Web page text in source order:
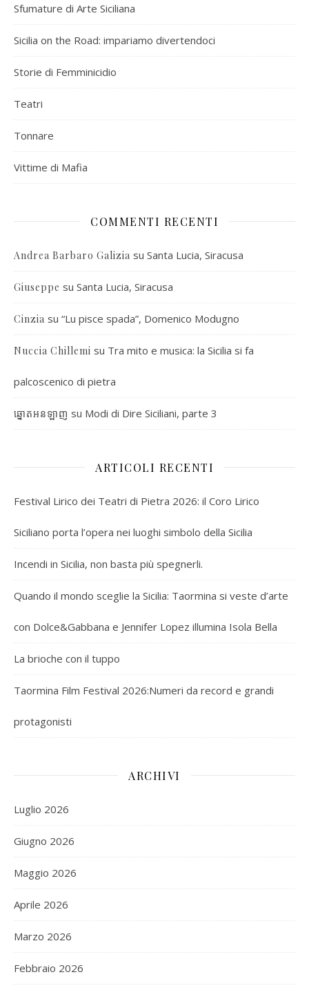
Sfumature di Arte Siciliana
Sicilia on the Road: impariamo divertendoci
Storie di Femminicidio
Teatri
Tonnare
Vittime di Mafia
COMMENTI RECENTI
Andrea Barbaro Galizia su Santa Lucia, Siracusa
Giuseppe su Santa Lucia, Siracusa
Cinzia su “Lu pisce spada”, Domenico Modugno
Nuccia Chillemi su Tra mito e musica: la Sicilia si fa
palcoscenico di pietra
ឆ្នោតអនឡាញ su Modi di Dire Siciliani, parte 3
ARTICOLI RECENTI
Festival Lirico dei Teatri di Pietra 2026: il Coro Lirico
Siciliano porta l’opera nei luoghi simbolo della Sicilia
Incendi in Sicilia, non basta più spegnerli.
Quando il mondo sceglie la Sicilia: Taormina si veste d’arte
con Dolce&Gabbana e Jennifer Lopez illumina Isola Bella
La brioche con il tuppo
Taormina Film Festival 2026:Numeri da record e grandi
protagonisti
ARCHIVI
Luglio 2026
Giugno 2026
Maggio 2026
Aprile 2026
Marzo 2026
Febbraio 2026